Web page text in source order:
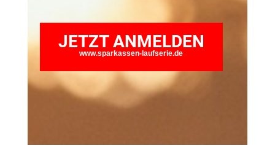
JETZT ANMELDEN
www.sparkassen-laufserie.de